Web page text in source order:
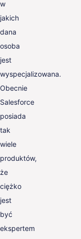
w
jakich
dana
osoba
jest
wyspecjalizowana.
Obecnie
Salesforce
posiada
tak
wiele
produktów,
że
ciężko
jest
być
ekspertem